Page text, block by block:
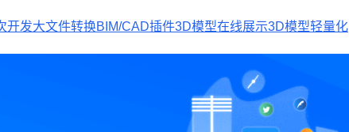
开发大文件转换BIM/CAD插件3D模型在线展示3D模型轻量化